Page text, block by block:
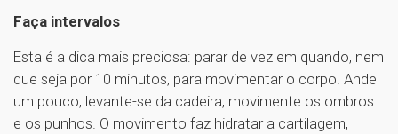
Faça intervalos
Esta é a dica mais preciosa: parar de vez em quando, nem
que seja por 10 minutos, para movimentar o corpo. Ande
um pouco, levante-se da cadeira, movimente os ombros
e os punhos. O movimento faz hidratar a cartilagem,